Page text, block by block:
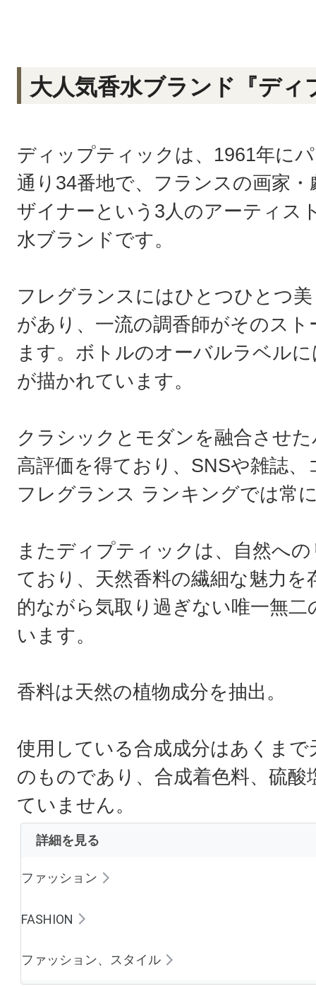
大人気香水ブランド『ディ
ディップティックは、1961年に
通り34番地で、フランスの画家
ザイナーという3人のアーティス
水ブランドです。
フレグランスにはひとつひとつ
があり、一流の調香師がそのス
ます。ボトルのオーバルラベル
が描かれています。
クラシックとモダンを融合させ
高評価を得ており、SNSや雑誌
フレグランス ランキングでは常
またディプティックは、自然へ
ており、天然香料の繊細な魅力を
的ながら気取り過ぎない唯一無
います。
香料は天然の植物成分を抽出。
使用している合成成分はあくま
のものであり、合成着色料、硫
ていません。
詳細を見る
ファッション
FASHION
ファッション、スタイル